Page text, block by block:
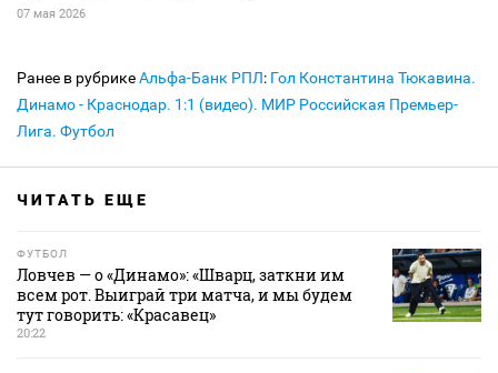
07 мая 2026
Ранее в рубрикеАльфа-Банк РПЛ: Гол Константина Тюкавина.
Динамо - Краснодар. 1:1 (видео). МИР Российская Премьер-
Лига. Футбол
ЧИТАТЬ ЕЩЕ
ФУТБОЛ
Ловчев — о «Динамо»: «Шварц, заткни им
всем рот. Выиграй три матча, и мы будем
тут говорить: «Красавец»
20:22